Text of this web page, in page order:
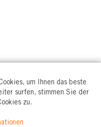
um Ihnen das beste
surfen, stimmen Sie der
zu.